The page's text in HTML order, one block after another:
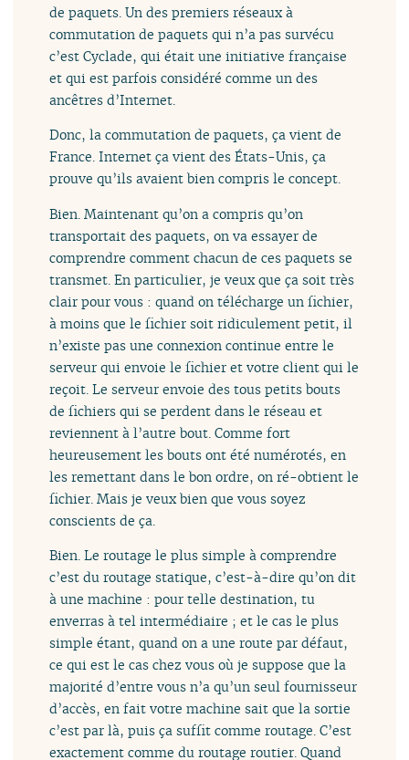
de paquets. Un des premiers réseaux à
commutation de paquets qui n’a pas survécu
c’est Cyclade, qui était une initiative française
et qui est parfois considéré comme un des
ancêtres d’Internet.
Donc, la commutation de paquets, ça vient de
France. Internet ça vient des États-Unis, ça
prouve qu’ils avaient bien compris le concept.
Bien. Maintenant qu’on a compris qu’on
transportait des paquets, on va essayer de
comprendre comment chacun de ces paquets se
transmet. En particulier, je veux que ça soit très
clair pour vous : quand on télécharge un fichier,
à moins que le fichier soit ridiculement petit, il
n’existe pas une connexion continue entre le
serveur qui envoie le fichier et votre client qui le
reçoit. Le serveur envoie des tous petits bouts
de fichiers qui se perdent dans le réseau et
reviennent à l’autre bout. Comme fort
heureusement les bouts ont été numérotés, en
les remettant dans le bon ordre, on ré-obtient le
fichier. Mais je veux bien que vous soyez
conscients de ça.
Bien. Le routage le plus simple à comprendre
c’est du routage statique, c’est-à-dire qu’on dit
à une machine : pour telle destination, tu
enverras à tel intermédiaire ; et le cas le plus
simple étant, quand on a une route par défaut,
ce qui est le cas chez vous où je suppose que la
majorité d’entre vous n’a qu’un seul fournisseur
d’accès, en fait votre machine sait que la sortie
c’est par là, puis ça suffit comme routage. C’est
exactement comme du routage routier. Quand